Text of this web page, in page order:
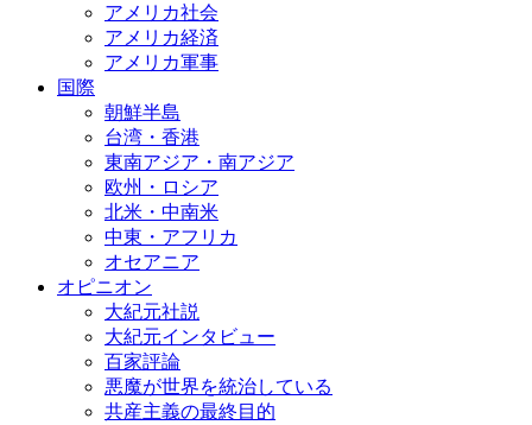
アメリカ社会
アメリカ経済
アメリカ軍事
国際
朝鮮半島
台湾・香港
東南アジア・南アジア
欧州・ロシア
北米・中南米
中東・アフリカ
オセアニア
オピニオン
大紀元社説
大紀元インタビュー
百家評論
悪魔が世界を統治している
共産主義の最終目的